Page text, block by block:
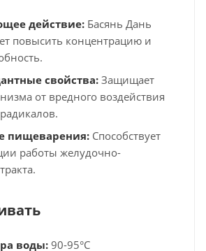
действие: Басянь Дань
повысить концентрацию и
свойства: Защищает
от вредного воздействия
пищеварения: Способствует
работы желудочно-
воды: 90-95°С